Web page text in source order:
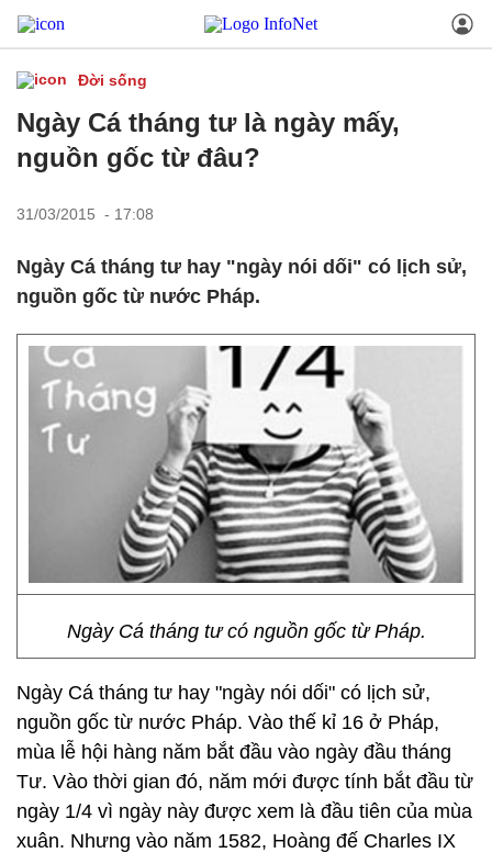
Đời sống
Ngày Cá tháng tư là ngày mấy,
nguồn gốc từ đâu?
31/03/2015 - 17:08
Ngày Cá tháng tư hay "ngày nói dối" có lịch sử,
nguồn gốc từ nước Pháp.
Ngày Cá tháng tư có nguồn gốc từ Pháp.
Ngày Cá tháng tư hay "ngày nói dối" có lịch sử,
nguồn gốc từ nước Pháp. Vào thế kỉ 16 ở Pháp,
mùa lễ hội hàng năm bắt đầu vào ngày đầu tháng
Tư. Vào thời gian đó, năm mới được tính bắt đầu từ
ngày 1/4 vì ngày này được xem là đầu tiên của mùa
xuân. Nhưng vào năm 1582, Hoàng đế Charles IX